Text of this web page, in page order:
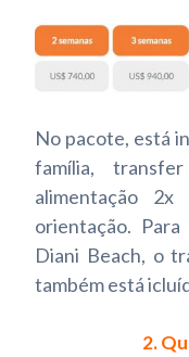
No pacote, está
família,
alimentação
orientação.
Diani Beach, o
também está
2.